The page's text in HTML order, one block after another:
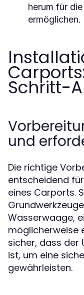
herum für
ermöglichen.
Schritt-
und
Die richtige
entscheidend
eines Carports.
Wasserwaage,
möglicherweise
sicher, dass der
ist, um eine
gewährleisten.